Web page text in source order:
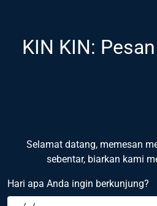
KIN KIN:
Selamat datang, memesan
sebentar, biarkan kami
Hari apa Anda ingin berkunjung?